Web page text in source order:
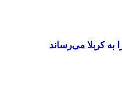
به کربلا می‌رساند